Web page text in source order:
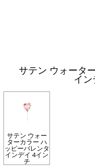
サテン ウォータ
イ
サテン ウォー
ターカラー ハ
ッピーバレンタ
インデイ 4イン
チ